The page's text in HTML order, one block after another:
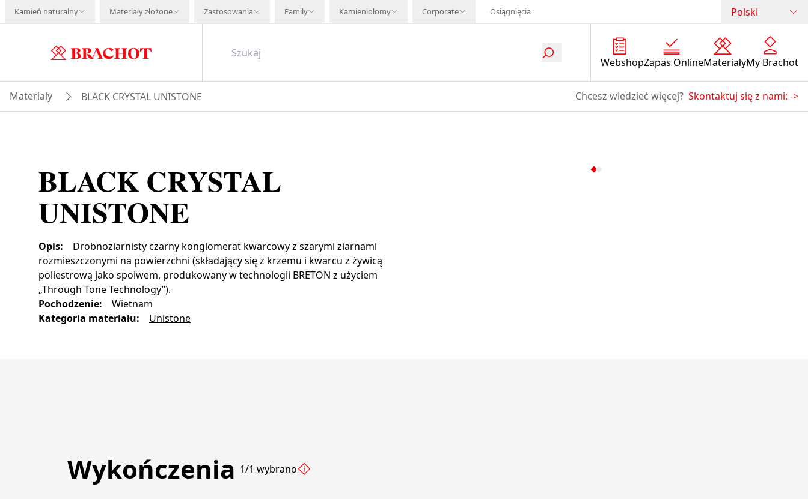
Kamień naturalny Materiały złożone Zastosowania Family Kamieniołomy Corporate Osiągnięcia Polski
WebshopZapas OnlineMateriałyMy Brachot
Materialy BLACK CRYSTAL UNISTONE Chcesz wiedzieć więcej? Skontaktuj się z nami: ->
BLACK CRYSTAL
UNISTONE
Opis:
Drobnoziarnisty czarny konglomerat kwarcowy z szarymi ziarnami
rozmieszczonymi na powierzchni (składający się z krzemu i kwarcu z żywicą
poliestrową jako spoiwem, produkowany w technologii BRETON z użyciem
„Through Tone Technology”).
Pochodzenie:
Wietnam
Kategoria materiału: Unistone
Wykończenia 1/1 wybrano